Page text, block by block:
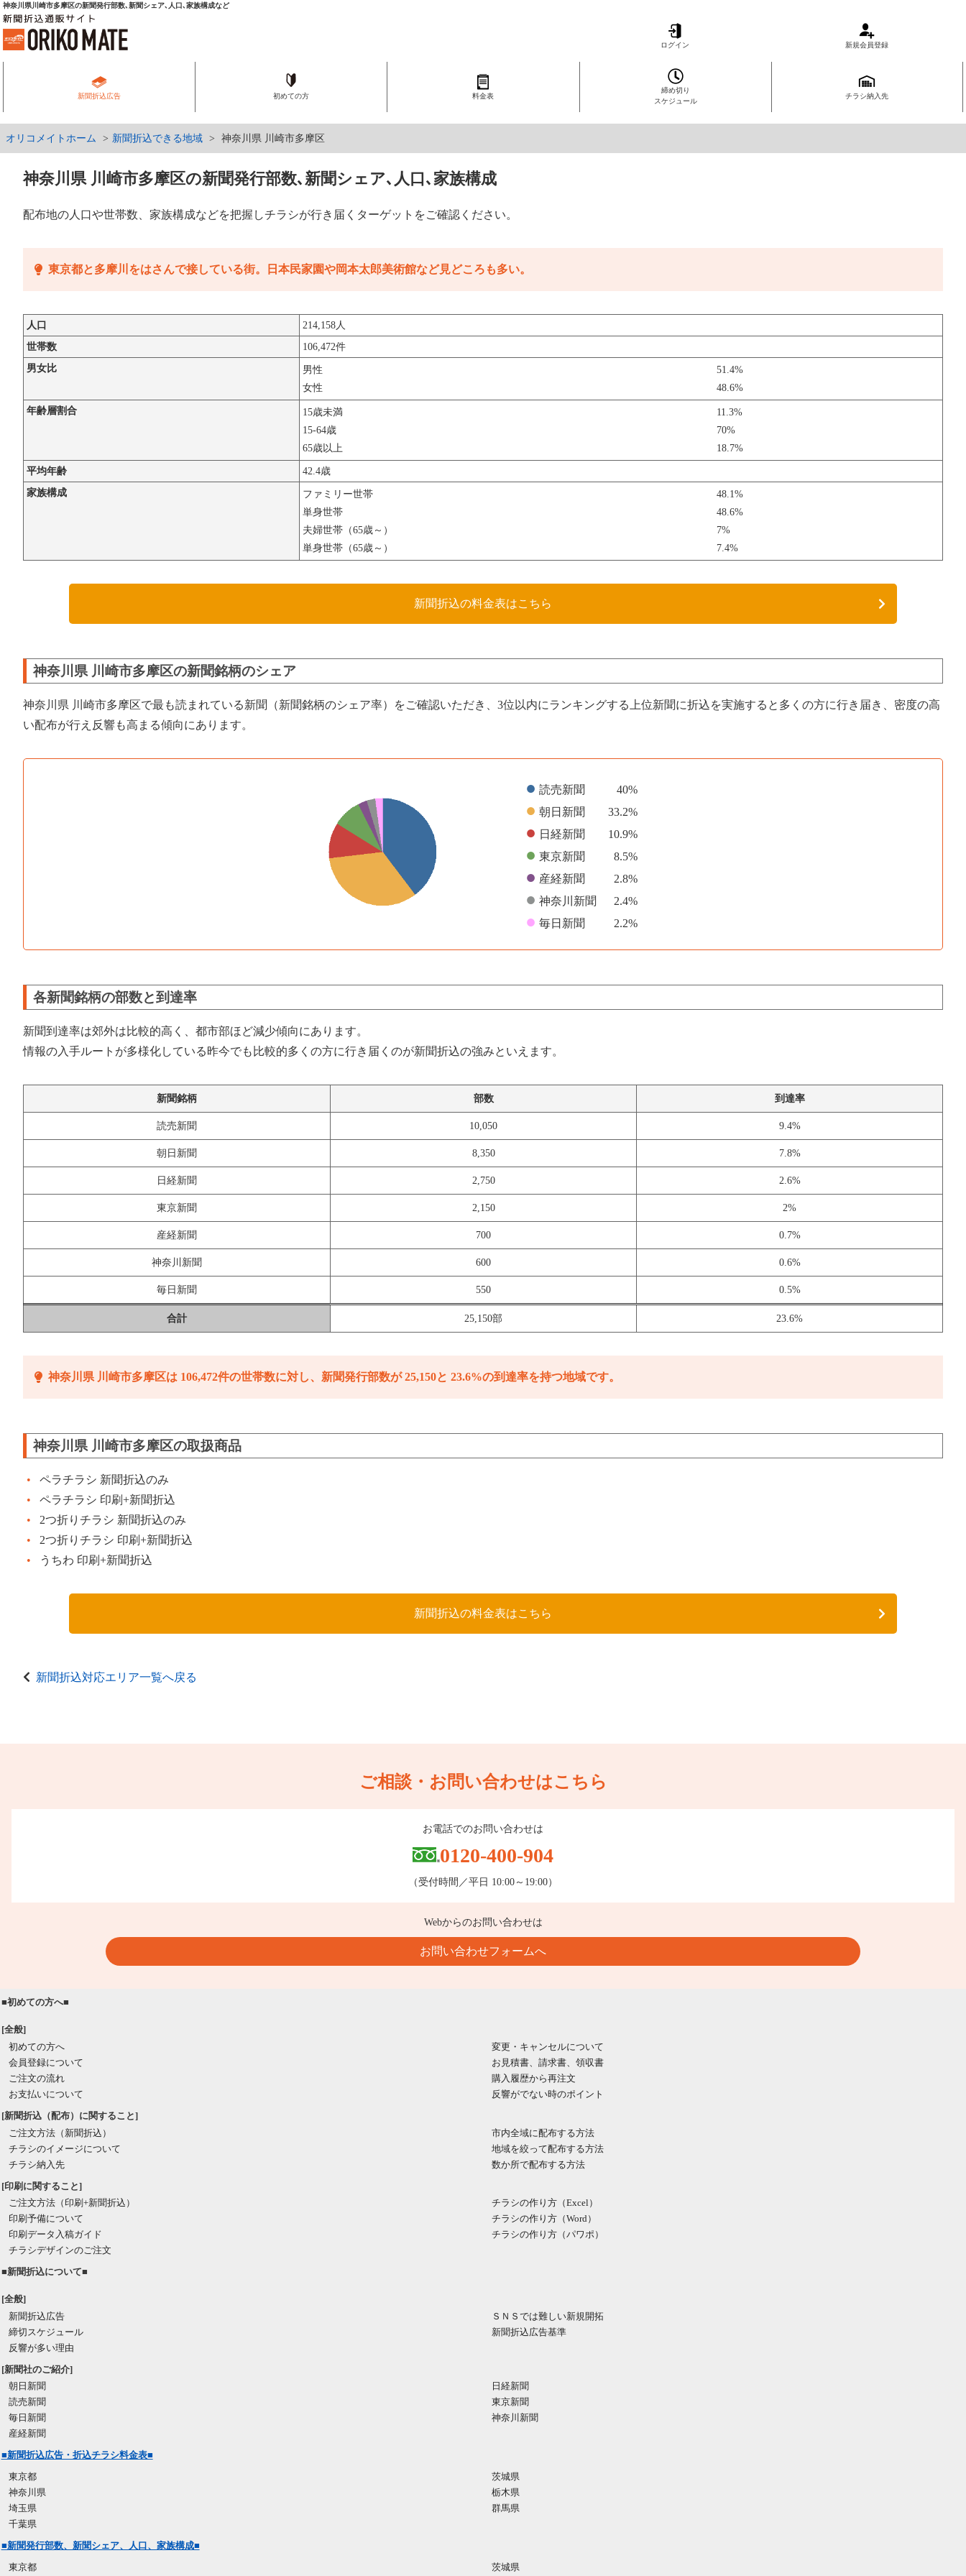
神奈川県川崎市多摩区の新聞発行部数､新聞シェア､人口､家族構成など
ログイン 新規会員登録
新聞折込広告 初めての方 料金表
締め切り
スケジュール
チラシ納入先
オリコメイトホーム 新聞折込できる地域 神奈川県 川崎市多摩区
神奈川県 川崎市多摩区の新聞発行部数､新聞シェア､人口､家族構成
配布地の人口や世帯数、家族構成などを把握しチラシが行き届くターゲットをご確認ください。
東京都と多摩川をはさんで接している街。日本民家園や岡本太郎美術館など見どころも多い。
人口
214,158人
世帯数
106,472件
男女比
男性
51.4%
女性
48.6%
年齢層割合
15歳未満
11.3%
15-64歳
70%
65歳以上
18.7%
平均年齢
42.4歳
家族構成
ファミリー世帯
48.1%
単身世帯
48.6%
夫婦世帯（65歳～）
7%
単身世帯（65歳～）
7.4%
新聞折込の料金表はこちら
神奈川県 川崎市多摩区の新聞銘柄のシェア
神奈川県 川崎市多摩区で最も読まれている新聞（新聞銘柄のシェア率）をご確認いただき、3位以内にランキングする上位新聞に折込を実施すると多くの方に行き届き、密度の高
い配布が行え反響も高まる傾向にあります。
● 読売新聞 40%
● 朝日新聞 33.2%
● 日経新聞 10.9%
● 東京新聞 8.5%
● 産経新聞 2.8%
● 神奈川新聞 2.4%
● 毎日新聞 2.2%
各新聞銘柄の部数と到達率
新聞到達率は郊外は比較的高く、都市部ほど減少傾向にあります。
情報の入手ルートが多様化している昨今でも比較的多くの方に行き届くのが新聞折込の強みといえます。
新聞銘柄 部数 到達率
読売新聞 10,050 9.4%
朝日新聞 8,350 7.8%
日経新聞 2,750 2.6%
東京新聞 2,150 2%
産経新聞 700 0.7%
神奈川新聞 600 0.6%
毎日新聞 550 0.5%
合計 25,150部 23.6%
神奈川県 川崎市多摩区は 106,472件の世帯数に対し、新聞発行部数が 25,150と 23.6%の到達率を持つ地域です。
神奈川県 川崎市多摩区の取扱商品
ペラチラシ 新聞折込のみ
ペラチラシ 印刷+新聞折込
2つ折りチラシ 新聞折込のみ
2つ折りチラシ 印刷+新聞折込
うちわ 印刷+新聞折込
新聞折込の料金表はこちら
新聞折込対応エリア一覧へ戻る
ご相談・お問い合わせはこちら
お電話でのお問い合わせは
0120-400-904
（受付時間／平日 10:00～19:00）
Webからのお問い合わせは
お問い合わせフォームへ
■初めての方へ■
[全般]
初めての方へ
会員登録について
ご注文の流れ
お支払いについて
変更・キャンセルについて
お見積書、請求書、領収書
購入履歴から再注文
反響がでない時のポイント
[新聞折込（配布）に関すること]
ご注文方法（新聞折込）
チラシのイメージについて
チラシ納入先
市内全域に配布する方法
地域を絞って配布する方法
数か所で配布する方法
[印刷に関すること]
ご注文方法（印刷+新聞折込）
印刷予備について
印刷データ入稿ガイド
チラシデザインのご注文
チラシの作り方（Excel）
チラシの作り方（Word）
チラシの作り方（パワポ）
■新聞折込について■
[全般]
新聞折込広告
締切スケジュール
反響が多い理由
ＳＮＳでは難しい新規開拓
新聞折込広告基準
[新聞社のご紹介]
朝日新聞
読売新聞
毎日新聞
産経新聞
日経新聞
東京新聞
神奈川新聞
■新聞折込広告・折込チラシ料金表■
東京都
神奈川県
埼玉県
千葉県
茨城県
栃木県
群馬県
■新聞発行部数、新聞シェア、人口、家族構成■
東京都
茨城県